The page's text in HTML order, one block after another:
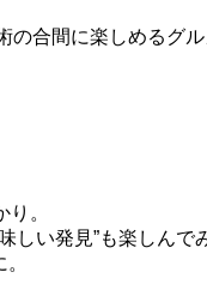
合間に楽しめるグ
。
しい発見”も楽しん